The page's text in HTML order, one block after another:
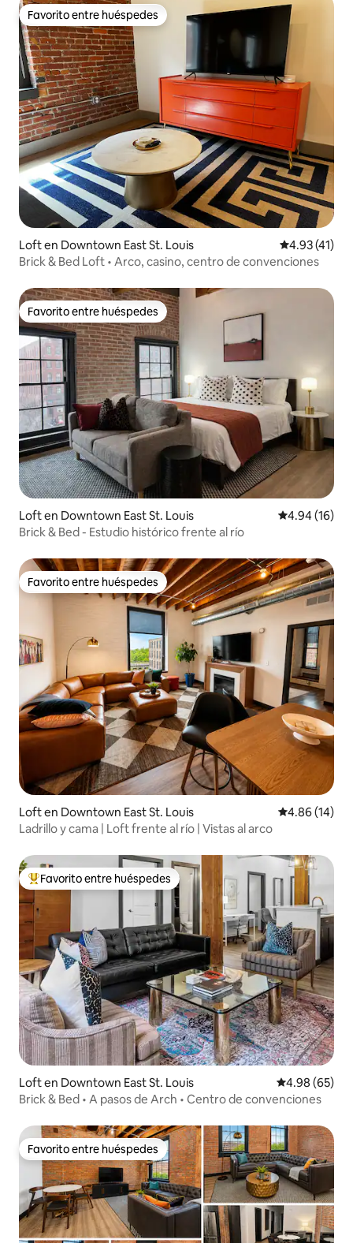
Favorito entre huéspedes
Favorito entre huéspedes
Loft en Downtown East St. Louis Calificación
4.93 (41)
Brick & Bed Loft • Arco, casino, centro de convenciones
Favorito entre huéspedes
Favorito entre huéspedes
Loft en Downtown East St. Louis Calificación
4.94 (16)
Brick & Bed - Estudio histórico frente al río
Favorito entre huéspedes
Favorito entre huéspedes
Loft en Downtown East St. Louis Calificación
4.86 (14)
Ladrillo y cama | Loft frente al río | Vistas al arco
De los mejores en Favorito entre huéspedes
Favorito entre huéspedes
Loft en Downtown East St. Louis Calificación
4.98 (65)
Brick & Bed • A pasos de Arch • Centro de convenciones
Favorito entre huéspedes
Favorito entre huéspedes